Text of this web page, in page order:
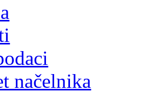
načelnika